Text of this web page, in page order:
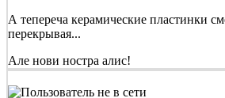
А тепереча керамические пластинки
перекрывая...
Але нови ностра алис!